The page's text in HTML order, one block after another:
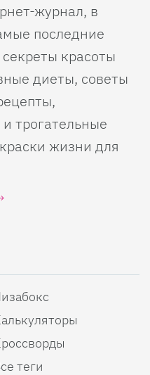
журнал, в
последние
красоты
диеты, советы
трогательные
жизни для
теги